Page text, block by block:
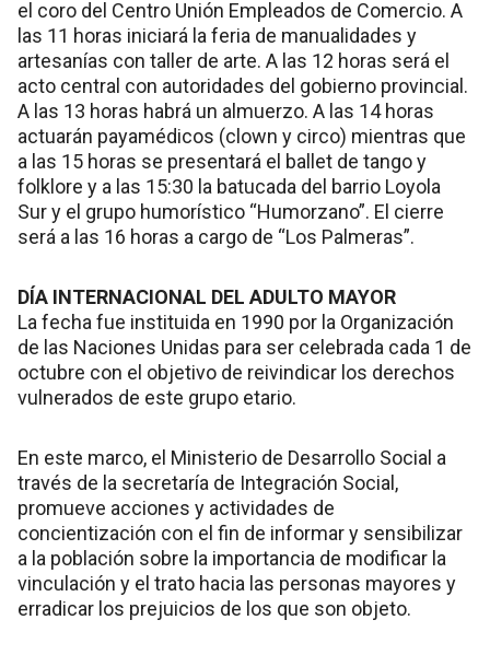
el coro del Centro Unión Empleados de Comercio. A
las 11 horas iniciará la feria de manualidades y
artesanías con taller de arte. A las 12 horas será el
acto central con autoridades del gobierno provincial.
A las 13 horas habrá un almuerzo. A las 14 horas
actuarán payamédicos (clown y circo) mientras que
a las 15 horas se presentará el ballet de tango y
folklore y a las 15:30 la batucada del barrio Loyola
Sur y el grupo humorístico “Humorzano”. El cierre
será a las 16 horas a cargo de “Los Palmeras”.
DÍA INTERNACIONAL DEL ADULTO MAYOR
La fecha fue instituida en 1990 por la Organización
de las Naciones Unidas para ser celebrada cada 1 de
octubre con el objetivo de reivindicar los derechos
vulnerados de este grupo etario.
En este marco, el Ministerio de Desarrollo Social a
través de la secretaría de Integración Social,
promueve acciones y actividades de
concientización con el fin de informar y sensibilizar
a la población sobre la importancia de modificar la
vinculación y el trato hacia las personas mayores y
erradicar los prejuicios de los que son objeto.